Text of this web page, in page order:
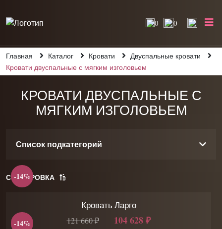
0 0
Главная Каталог Кровати
Двуспальные кровати
Кровати двуспальные с мягким изголовьем
КРОВАТИ ДВУСПАЛЬНЫЕ С
МЯГКИМ ИЗГОЛОВЬЕМ
Список подкатегорий
СОРТИРОВКА
-14%
Кровать Ларго
121 660 ₽ 104 628 ₽
-14%